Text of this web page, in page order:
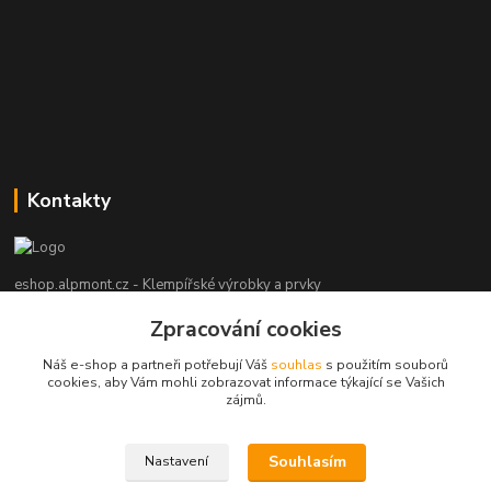
Kontakty
eshop.alpmont.cz - Klempířské výrobky a prvky
+420 604 162 101
(Po-Pá, 8-18 hod. So, 9-15 hod. Ne, po domluvě)
Zpracování cookies
Náš e-shop a partneři potřebují Váš souhlas s použitím souborů
cookies, aby Vám mohli zobrazovat informace týkající se Vašich
zájmů.
Nastavení Souhlasím